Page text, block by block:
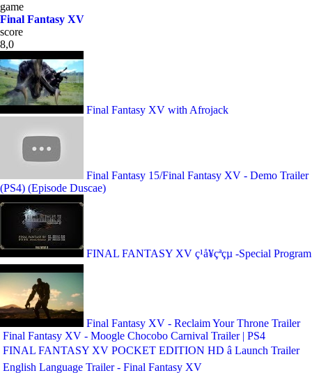
game
Final Fantasy XV
score
8,0
Final Fantasy XV with Afrojack
Final Fantasy 15/Final Fantasy XV - Demo Trailer
(PS4) (Episode Duscae)
FINAL FANTASY XV ç¹å¥çªçµ -Special Program
Final Fantasy XV - Reclaim Your Throne Trailer
Final Fantasy XV - Moogle Chocobo Carnival Trailer | PS4
FINAL FANTASY XV POCKET EDITION HD â Launch Trailer
English Language Trailer - Final Fantasy XV